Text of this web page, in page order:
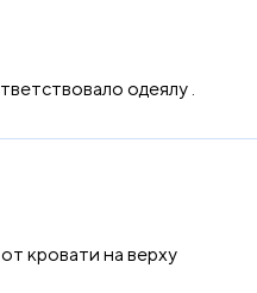
одеялу .
кровати на верху